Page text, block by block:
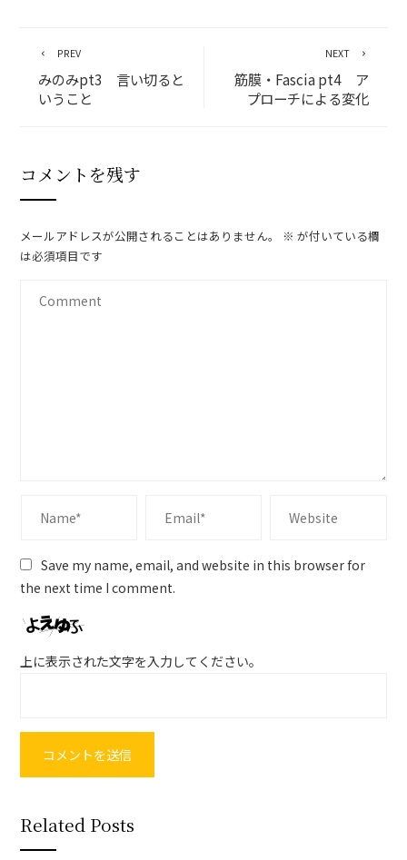
PREV
みのみpt3 言い切ると
いうこと
NEXT
筋膜・Fascia pt4 ア
プローチによる変化
コメントを残す
メールアドレスが公開されることはありません。 ※ が付いている欄
は必須項目です
Save my name, email, and website in this browser for
the next time I comment.
上に表示された文字を入力してください。
Related Posts